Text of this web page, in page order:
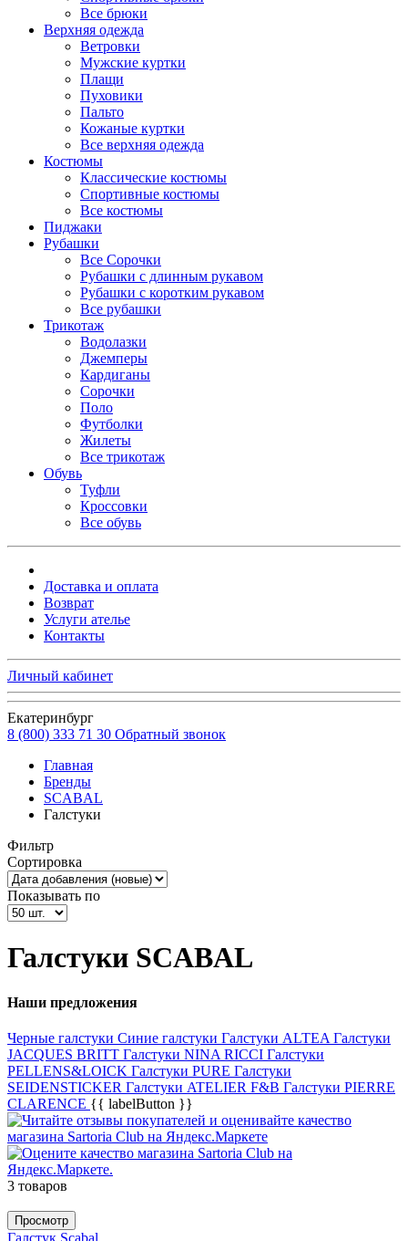
Все брюки
Верхняя одежда
Ветровки
Мужские куртки
Плащи
Пуховики
Пальто
Кожаные куртки
Все верхняя одежда
Костюмы
Классические костюмы
Спортивные костюмы
Все костюмы
Пиджаки
Рубашки
Все Сорочки
Рубашки с длинным рукавом
Рубашки с коротким рукавом
Все рубашки
Трикотаж
Водолазки
Джемперы
Кардиганы
Сорочки
Поло
Футболки
Жилеты
Все трикотаж
Обувь
Туфли
Кроссовки
Все обувь
Доставка и оплата
Возврат
Услуги ателье
Контакты
Личный кабинет
Екатеринбург
8 (800) 333 71 30 Обратный звонок
Главная
Бренды
SCABAL
Галстуки
Фильтр
Сортировка
Показывать по
Галстуки SCABAL
Наши предложения
Черные галстуки Синие галстуки Галстуки ALTEA Галстуки
JAСQUES BRITT Галстуки NINA RICCI Галстуки
PELLENS&LOICK Галстуки PURE Галстуки
SEIDENSTICKER Галстуки ATELIER F&B Галстуки PIERRE
CLARENCE {{ labelButton }}
3 товаров
Просмотр
Галстук Scabal